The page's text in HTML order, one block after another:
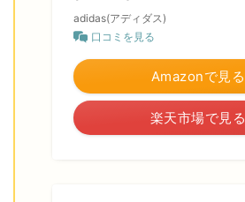
adidas(アディダス)
口コミを見る
Amazonで見る
楽天市場で見る